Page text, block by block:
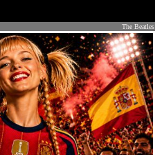
The Beatles